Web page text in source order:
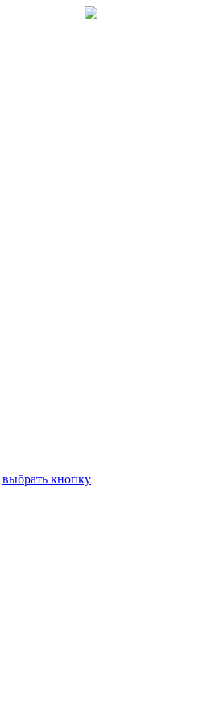
выбрать кнопку